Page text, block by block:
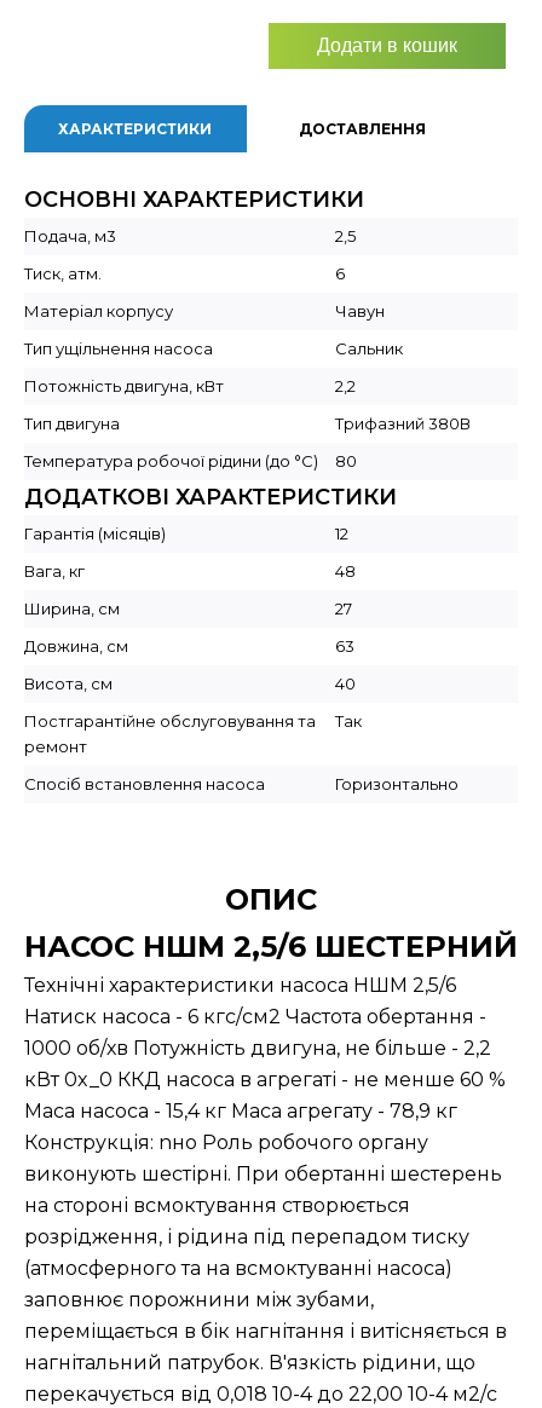
Додати в кошик
ХАРАКТЕРИСТИКИ ДОСТАВЛЕННЯ
ОСНОВНІ ХАРАКТЕРИСТИКИ
Подача, м3
2,5
Тиск, атм.
6
Матеріал корпусу
Чавун
Тип ущільнення насоса
Сальник
Потожність двигуна, кВт
2,2
Тип двигуна
Трифазний 380В
Температура робочої рідини (до °C)
80
ДОДАТКОВІ ХАРАКТЕРИСТИКИ
Гарантія (місяців)
12
Вага, кг
48
Ширина, см
27
Довжина, см
63
Висота, см
40
Постгарантійне обслуговування та
ремонт
Так
Спосіб встановлення насоса Горизонтально
ОПИС
НАСОС НШМ 2,5/6 ШЕСТЕРНИЙ
Технічні характеристики насоса НШМ 2,5/6
Натиск насоса - 6 кгс/см2 Частота обертання -
1000 об/хв Потужність двигуна, не більше - 2,2
кВт 0x_0 ККД насоса в агрегаті - не менше 60 %
Маса насоса - 15,4 кг Маса агрегату - 78,9 кг
Конструкція: nно Роль робочого органу
виконують шестірні. При обертанні шестерень
на стороні всмоктування створюється
розрідження, і рідина під перепадом тиску
(атмосферного та на всмоктуванні насоса)
заповнює порожнини між зубами,
переміщається в бік нагнітання і витісняється в
нагнітальний патрубок. В'язкість рідини, що
перекачується від 0,018 10-4 до 22,00 10-4 м2/с